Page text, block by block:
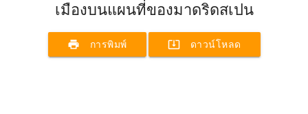
เมืองบนแผนที่ของมาดริดสเปน
print การพิมพ์ system_update_alt ดาวน์โหลด